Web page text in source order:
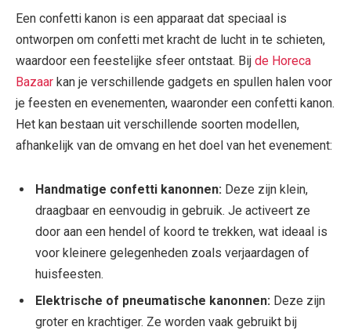
Een confetti kanon is een apparaat dat speciaal is
ontworpen om confetti met kracht de lucht in te schieten,
waardoor een feestelijke sfeer ontstaat. Bij de Horeca
Bazaar kan je verschillende gadgets en spullen halen voor
je feesten en evenementen, waaronder een confetti kanon.
Het kan bestaan uit verschillende soorten modellen,
afhankelijk van de omvang en het doel van het evenement:
Handmatige confetti kanonnen: Deze zijn klein,
draagbaar en eenvoudig in gebruik. Je activeert ze
door aan een hendel of koord te trekken, wat ideaal is
voor kleinere gelegenheden zoals verjaardagen of
huisfeesten.
Elektrische of pneumatische kanonnen: Deze zijn
groter en krachtiger. Ze worden vaak gebruikt bij